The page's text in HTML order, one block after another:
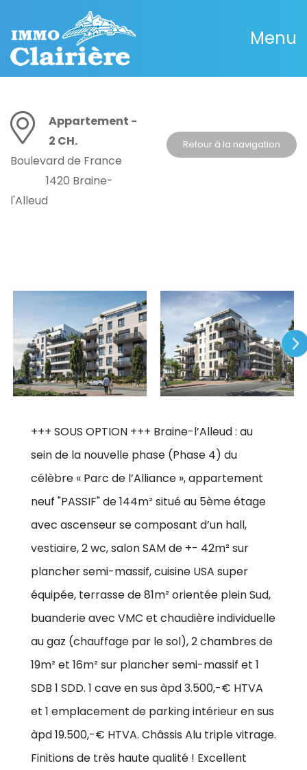
Menu
Appartement -
2 CH.
Boulevard de France
1420 Braine-
l'Alleud
Retour à la navigation
+++ SOUS OPTION +++ Braine-l’Alleud : au
sein de la nouvelle phase (Phase 4) du
célèbre « Parc de l’Alliance », appartement
neuf "PASSIF" de 144m² situé au 5ème étage
avec ascenseur se composant d’un hall,
vestiaire, 2 wc, salon SAM de +- 42m² sur
plancher semi-massif, cuisine USA super
équipée, terrasse de 81m² orientée plein Sud,
buanderie avec VMC et chaudière individuelle
au gaz (chauffage par le sol), 2 chambres de
19m² et 16m² sur plancher semi-massif et 1
SDB 1 SDD. 1 cave en sus àpd 3.500,-€ HTVA
et 1 emplacement de parking intérieur en sus
àpd 19.500,-€ HTVA. Châssis Alu triple vitrage.
Finitions de très haute qualité ! Excellent